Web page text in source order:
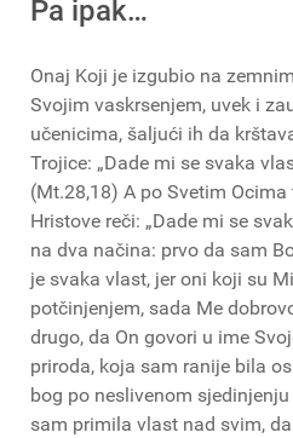
Pa ipak…
Onaj Koji je izgubio na
Svojim vaskrsenjem, uvek i
učenicima, šaljući ih da
Trojice: „Dade mi se svaka
(Mt.28,18) A po Svetim Ocima
Hristove reči: „Dade mi se
na dva načina: prvo da sam
je svaka vlast, jer oni koji su
potčinjenjem, sada Me
drugo, da On govori u ime
priroda, koja sam ranije bila
bog po neslivenom
sam primila vlast nad svim,